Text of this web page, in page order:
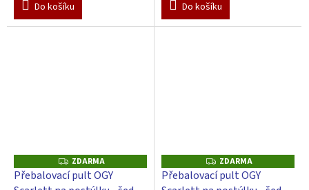
Do košíku Do košíku
Z
D
A
ZDARMA
Přebalovací pult OGY
Z
D
A
ZDARMA
Přebalovací pult OGY